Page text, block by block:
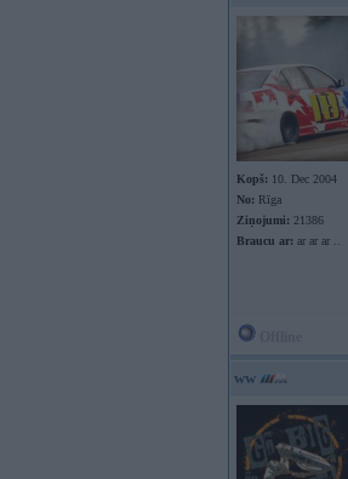
Kopš: 10. Dec 2004
No: Rīga
Ziņojumi: 21386
Braucu ar: ar ar ar ..
ww